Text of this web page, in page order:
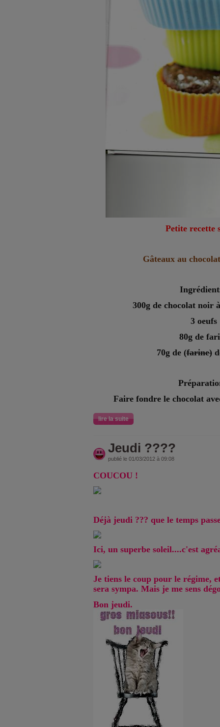
Petite recette
Gâteaux au
300g de chocolat noir
3 oeufs
80g de
70g de (farine)
Faire fondre le chocolat
lire la suite
Jeudi ????
publié le 01/03/2012 à 09:08
COUCOU !
Déjà jeudi ??? que le temps
Ici, un superbe soleil....c'est
Je tiens le coup pour le régime,
sera sympa. Mais je me sens
Bon jeudi.